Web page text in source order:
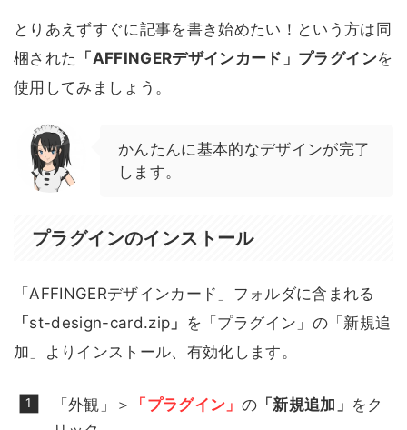
とりあえずすぐに記事を書き始めたい！という方は同
梱された 「AFFINGERデザインカード」プラグインを
使用してみましょう。
かんたんに基本的なデザインが完了
します。
プラグインのインストール
「AFFINGERデザインカード」フォルダに含まれる
「st-design-card.zip 」 を「プラグイン」の「新規追
加」よりインストール、有効化します。
「外観」＞ 「プラグイン」 の「新規追加」 をク